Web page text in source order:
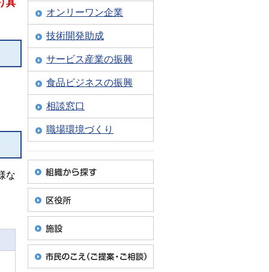
具
な
オンリーワン企業
技術開発助成
サービス産業の振興
食品ビジネスの振興
相談窓口
職場環境づくり